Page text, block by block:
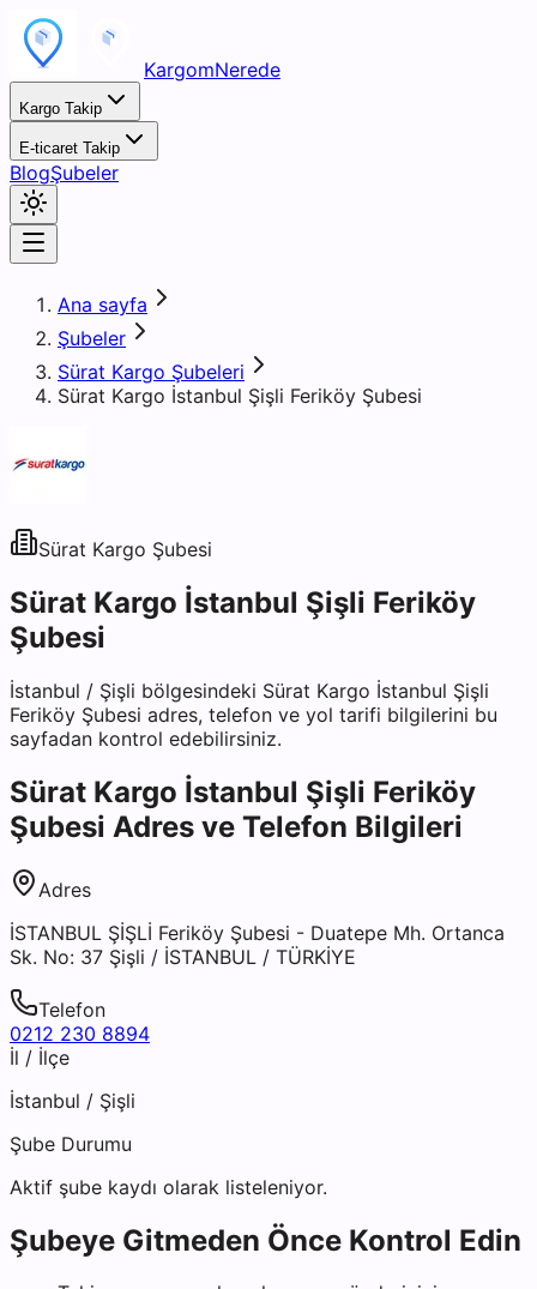
KargomNerede
Kargo Takip
E-ticaret Takip
BlogŞubeler
Ana sayfa
Şubeler
Sürat Kargo Şubeleri
Sürat Kargo İstanbul Şişli Feriköy Şubesi
Sürat Kargo Şubesi
Sürat Kargo İstanbul Şişli Feriköy
Şubesi
İstanbul / Şişli bölgesindeki Sürat Kargo İstanbul Şişli
Feriköy Şubesi adres, telefon ve yol tarifi bilgilerini bu
sayfadan kontrol edebilirsiniz.
Sürat Kargo İstanbul Şişli Feriköy
Şubesi Adres ve Telefon Bilgileri
Adres
İSTANBUL ŞİŞLİ Feriköy Şubesi - Duatepe Mh. Ortanca
Sk. No: 37 Şişli / İSTANBUL / TÜRKİYE
Telefon
0212 230 8894
İl / İlçe
İstanbul / Şişli
Şube Durumu
Aktif şube kaydı olarak listeleniyor.
Şubeye Gitmeden Önce Kontrol Edin